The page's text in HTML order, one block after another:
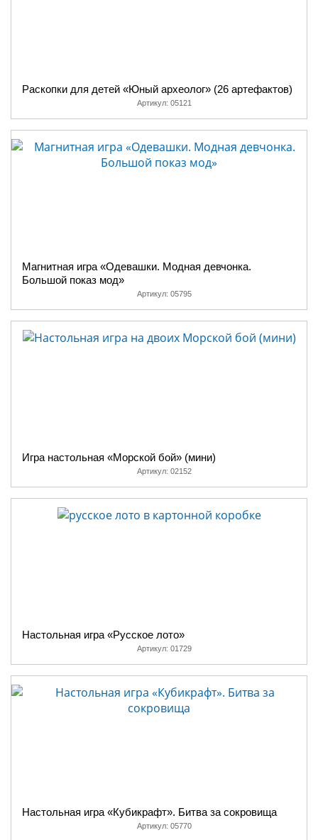
Раскопки для детей «Юный археолог» (26 артефактов)
Артикул: 05121
Магнитная игра «Одевашки. Модная девчонка.
Большой показ мод»
Артикул: 05795
Игра настольная «Морской бой» (мини)
Артикул: 02152
Настольная игра «Русское лото»
Артикул: 01729
Настольная игра «Кубикрафт». Битва за сокровища
Артикул: 05770